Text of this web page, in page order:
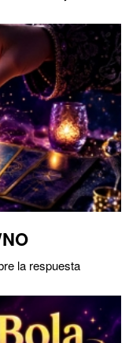
la respuesta